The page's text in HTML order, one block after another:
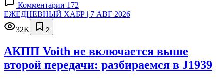
Комментарии 172
ЕЖЕДНЕВНЫЙ ХАБР | 7 АВГ 2026
32K
2
АКПП Voith не включается выше
второй передачи: разбираемся в J1939